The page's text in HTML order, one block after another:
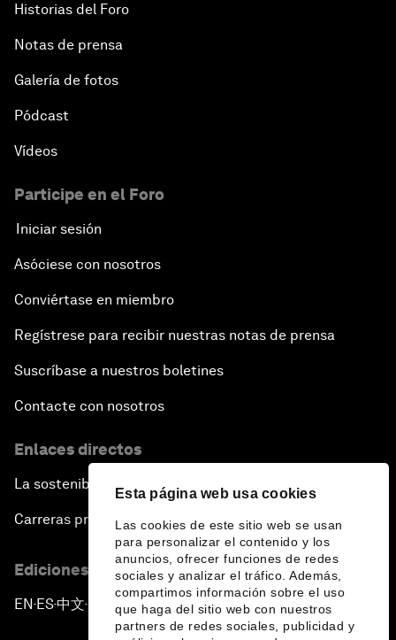
Esta página web usa cookies
Las cookies de este sitio web se usan
para personalizar el contenido y los
anuncios, ofrecer funciones de redes
sociales y analizar el tráfico. Además,
compartimos información sobre el uso
que haga del sitio web con nuestros
partners de redes sociales, publicidad y
Historias del Foro
Notas de prensa
Galería de fotos
Pódcast
Vídeos
Participe en el Foro
Iniciar sesión
Asóciese con nosotros
Conviértase en miembro
Regístrese para recibir nuestras notas de prensa
Suscríbase a nuestros boletines
Contacte con nosotros
Enlaces directos
La sostenibilidad en el Foro
Carreras profesionales
Ediciones en otros idiomas
EN ▪ES▪中文▪ 日本語